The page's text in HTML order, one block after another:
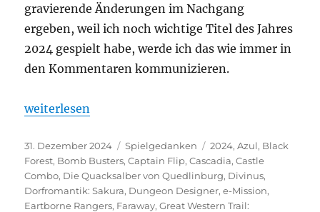
gravierende Änderungen im Nachgang
ergeben, weil ich noch wichtige Titel des Jahres
2024 gespielt habe, werde ich das wie immer in
den Kommentaren kommunizieren.
„Spiele des Jahres 2024“
weiterlesen
Veröffentlicht
am
31. Dezember 2024 Kategorien
Spielgedanken Schlagwörter
2024,Azul, Black
Forest, Bomb Busters,Captain Flip,Cascadia,Castle
Combo, Die Quacksalber von Quedlinburg, Divinus,
Dorfromantik: Sakura, Dungeon Designer,e-Mission,
Eartborne Rangers, Faraway,Great Western Trail: